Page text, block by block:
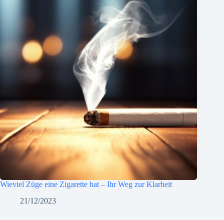
Wieviel Züge eine Zigarette hat – Ihr Weg zur Klarheit
21/12/2023